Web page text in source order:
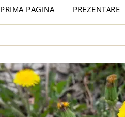
PRIMA PAGINA PREZENTARE